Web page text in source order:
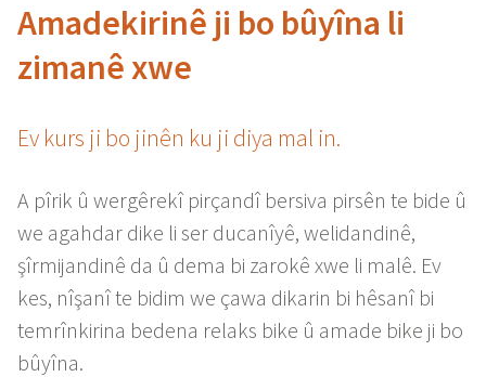
Amadekirinê ji bo bûyîna li
zimanê xwe
Ev kurs ji bo jinên ku ji diya mal in.
A pîrik û wergêrekî pirçandî bersiva pirsên te bide û
we agahdar dike li ser ducanîyê, welidandinê,
şîrmijandinê da û dema bi zarokê xwe li malê. Ev
kes, nîşanî te bidim we çawa dikarin bi hêsanî bi
temrînkirina bedena relaks bike û amade bike ji bo
bûyîna.